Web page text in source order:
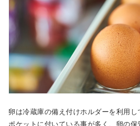
卵は冷蔵庫の備え付けホルダーを利用
ポケットに付いている事が多く、卵の保